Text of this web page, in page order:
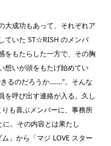
大成功もあって、それぞれア
ていた ST☆RISH のメンバ
をもたらした一方で、その胸
想いが頭をもたげ始めてい
るのだろうか.……”。そんな
を呼び出す連絡が入る。久し
も喜ぶメンバーに、事務所
に。その内容とは果たし
」から「マジ LOVE スター